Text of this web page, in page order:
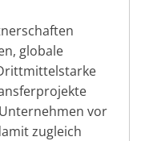
globale
vor
zugleich